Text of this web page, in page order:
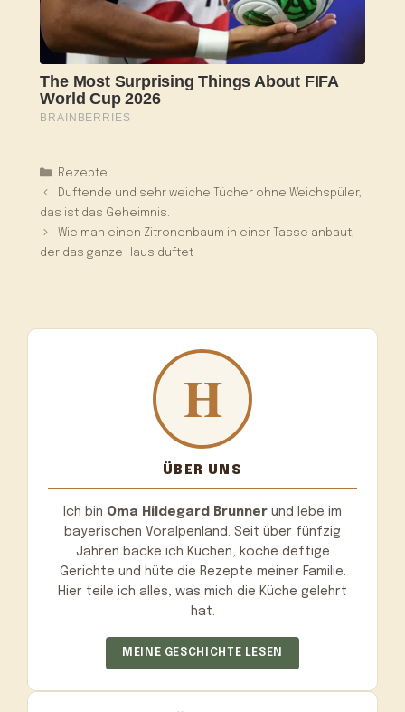
Kategorien
Rezepte
Duftende und sehr weiche Tücher ohne Weichspüler,
das ist das Geheimnis.
Wie man einen Zitronenbaum in einer Tasse anbaut,
der das ganze Haus duftet
ÜBER UNS
Ich bin Oma Hildegard Brunner und lebe im
bayerischen Voralpenland. Seit über fünfzig
Jahren backe ich Kuchen, koche deftige
Gerichte und hüte die Rezepte meiner Familie.
Hier teile ich alles, was mich die Küche gelehrt
hat.
MEINE GESCHICHTE LESEN